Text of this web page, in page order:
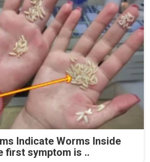
Indicate Worms Inside
first symptom is ..